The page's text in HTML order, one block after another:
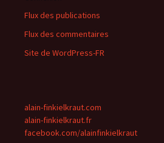
Flux des publications
Flux des commentaires
Site de WordPress-FR
alain-finkielkraut.com
alain-finkielkraut.fr
facebook.com/alainfinkielkraut